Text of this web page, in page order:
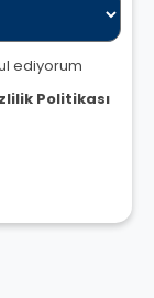
ediyorum
Politikası